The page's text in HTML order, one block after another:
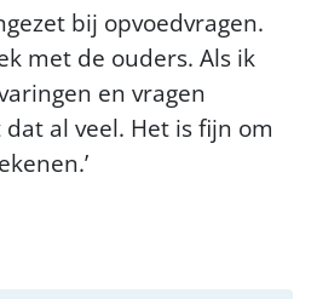
bij opvoedvragen.
met de ouders. Als ik
en vragen
al veel. Het is fijn om